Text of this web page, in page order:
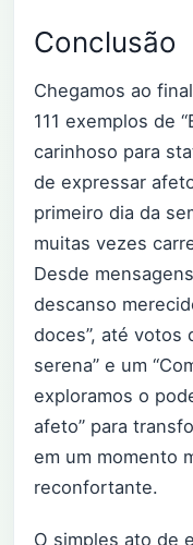
Conclusão
Chegamos ao
111 exemplos de
carinhoso para
de expressar
primeiro dia da
muitas vezes
Desde
descanso
doces”, até votos
serena” e um
exploramos o
afeto” para
em um momento
reconfortante.
O simples ato de